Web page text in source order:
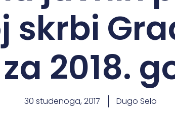
skrbi
2018.
30 studenoga, 2017 Dugo Selo